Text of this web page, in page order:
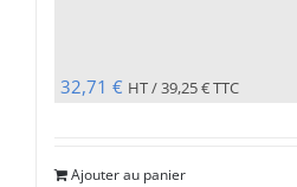
32,71 € HT /39,25€TTC
Ajouter au panier